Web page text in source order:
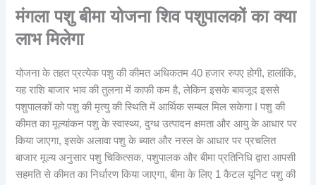
मंगला पशु बीमा योजना शिव पशुपालकों का क्या
लाभ मिलेगा
योजना के तहत प्रत्येक पशु की कीमत अधिकतम 40 हजार रुपए होगी, हालांकि,
यह राशि बाजार भाव की तुलना में काफी कम है, लेकिन इसके बावजूद इससे
पशुपालकों को पशु की मृत्यु की स्थिति में आर्थिक सम्बल मिल सकेगा I पशु की
कीमत का मूल्यांकन पशु के स्वास्थ्य, दुग्ध उत्पादन क्षमता और आयु के आधार पर
किया जाएगा, इसके अलावा पशु के ब्यात और नस्ल के आधार पर प्रचलित
बाजार मूल्य अनुसार पशु चिकित्सक, पशुपालक और बीमा प्रतिनिधि द्वारा आपसी
सहमति से कीमत का निर्धारण किया जाएगा, बीमा के लिए 1 कैटल यूनिट पशु की